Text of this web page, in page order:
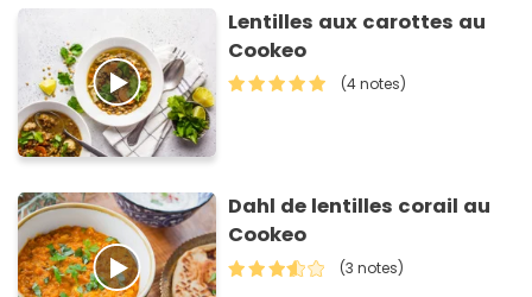
Lentilles aux carottes au
Cookeo
(4 notes)
Dahl de lentilles corail au
Cookeo
(3 notes)